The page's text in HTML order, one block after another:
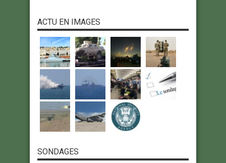
ACTU EN IMAGES
SONDAGES